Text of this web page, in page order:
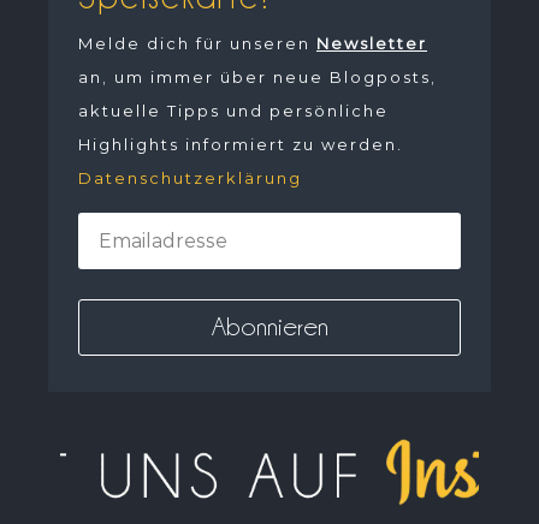
Melde dich für unseren Newsletter
an, um immer über neue Blogposts,
aktuelle Tipps und persönliche
Highlights informiert zu werden.
Datenschutzerklärung